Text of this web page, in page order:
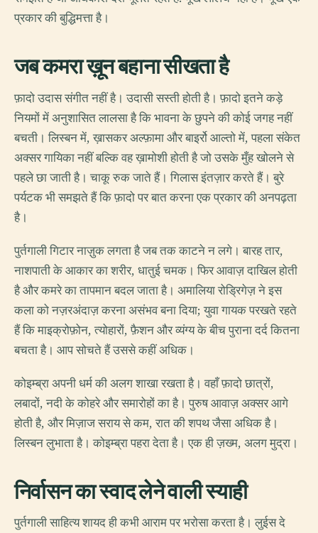
प्रकार की बुद्धिमत्ता है।
जब कमरा ख़ून बहाना सीखता है
फ़ादो उदास संगीत नहीं है। उदासी सस्ती होती है। फ़ादो इतने कड़े
नियमों में अनुशासित लालसा है कि भावना के छुपने की कोई जगह नहीं
बचती। लिस्बन में, ख़ासकर अल्फ़ामा और बाइर्रो आल्तो में, पहला संकेत
अक्सर गायिका नहीं बल्कि वह ख़ामोशी होती है जो उसके मुँह खोलने से
पहले छा जाती है। चाकू रुक जाते हैं। गिलास इंतज़ार करते हैं। बुरे
पर्यटक भी समझते हैं कि फ़ादो पर बात करना एक प्रकार की अनपढ़ता
है।
पुर्तगाली गिटार नाज़ुक लगता है जब तक काटने न लगे। बारह तार,
नाशपाती के आकार का शरीर, धातुई चमक। फिर आवाज़ दाखिल होती
है और कमरे का तापमान बदल जाता है। अमालिया रोड्रिगेज़ ने इस
कला को नज़रअंदाज़ करना असंभव बना दिया; युवा गायक परखते रहते
हैं कि माइक्रोफ़ोन, त्योहारों, फ़ैशन और व्यंग्य के बीच पुराना दर्द कितना
बचता है। आप सोचते हैं उससे कहीं अधिक।
कोइम्ब्रा अपनी धर्म की अलग शाखा रखता है। वहाँ फ़ादो छात्रों,
लबादों, नदी के कोहरे और समारोहों का है। पुरुष आवाज़ अक्सर आगे
होती है, और मिज़ाज सराय से कम, रात की शपथ जैसा अधिक है।
लिस्बन लुभाता है। कोइम्ब्रा पहरा देता है। एक ही ज़ख्म, अलग मुद्रा।
निर्वासन का स्वाद लेने वाली स्याही
पुर्तगाली साहित्य शायद ही कभी आराम पर भरोसा करता है। लुईस दे